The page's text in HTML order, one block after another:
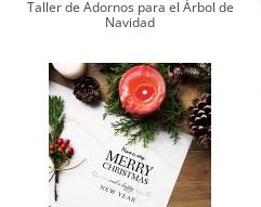
Taller de Adornos para el Árbol de
Navidad